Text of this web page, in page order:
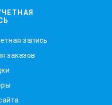
запись
заказов